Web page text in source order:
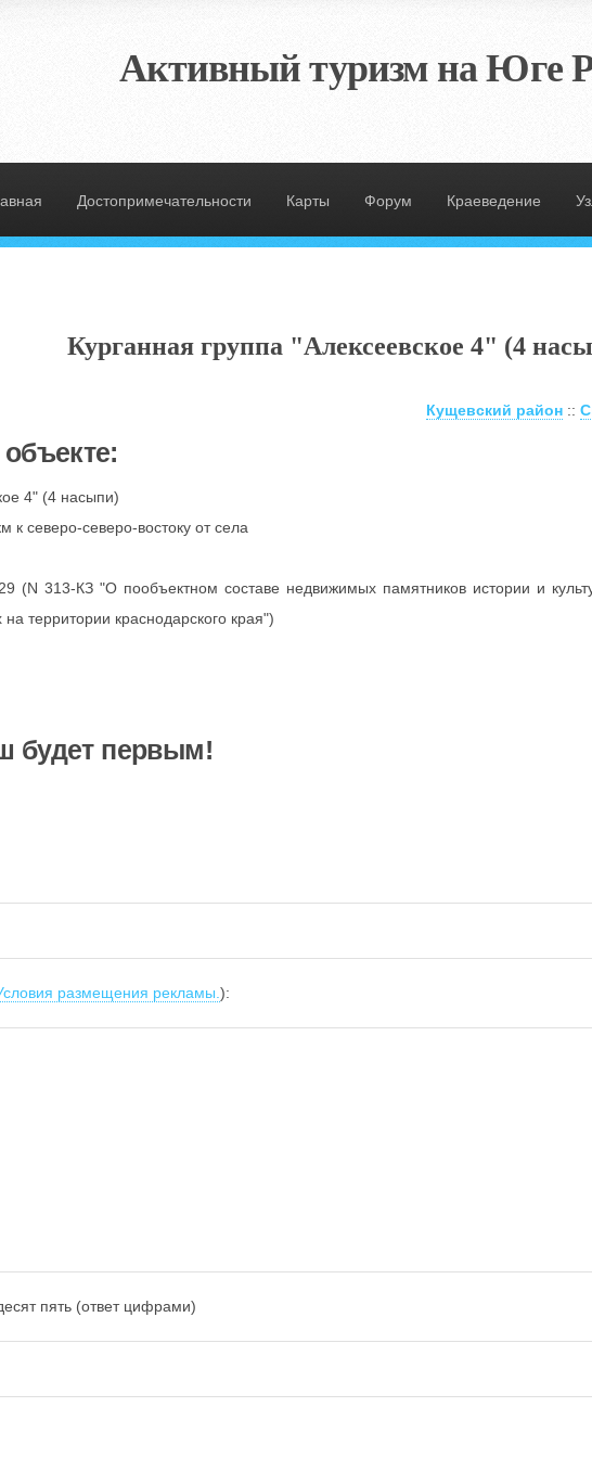
Активный туризм на Юге
Достопримечательности Карты Форум Краеведение
Курганная группа "Алексеевское 4" (4
Кущевский район ::
4" (4 насыпи)
к северо-северо-востоку от села
(N 313-КЗ "О пообъектном составе недвижимых памятников истории и
территории краснодарского края")
будет первым!
размещения рекламы.):
пять (ответ цифрами)